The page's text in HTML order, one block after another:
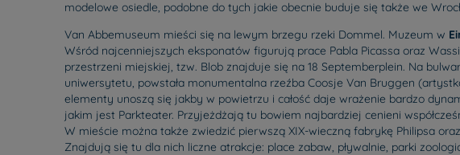
modelowe osiedle, podobne do tych jakie obecnie buduje się także we
Van Abbemuseum mieści się na lewym brzegu rzeki Dommel. Muzeum w
Wśród najcenniejszych eksponatów figurują prace Pabla Picassa oraz
przestrzeni miejskiej, tzw. Blob znajduje się na 18 Septemberplein. Na
uniwersytetu, powstała monumentalna rzeźba Coosje Van Bruggen
elementy unoszą się jakby w powietrzu i całość daje wrażenie bardzo
jakim jest Parkteater. Przyjeżdżają tu bowiem najbardziej cenieni
W mieście można także zwiedzić pierwszą XIX-wieczną fabrykę Philipsa
Znajdują się tu dla nich liczne atrakcje: place zabaw, pływalnie, parki